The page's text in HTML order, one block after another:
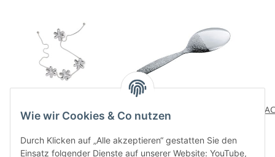
TRIPOD Topfuntersetzer
53,00 CHF*
43,00 CHF
Wie wir Cookies & Co nutzen
Durch Klicken auf „Alle akzeptieren“ gestatten Sie den
Einsatz folgender Dienste auf unserer Website: YouTube,